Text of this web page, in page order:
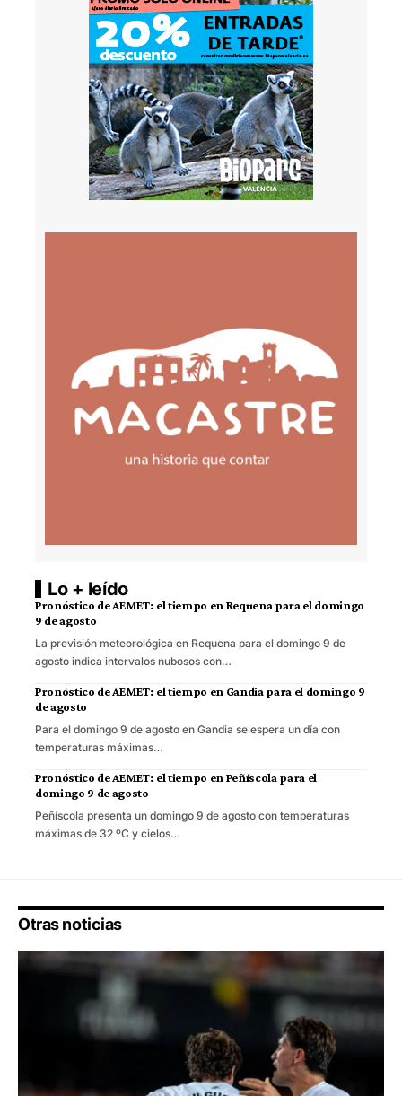
Lo + leído
Pronóstico de AEMET: el tiempo en Requena para el domingo
9 de agosto
La previsión meteorológica en Requena para el domingo 9 de
agosto indica intervalos nubosos con…
Pronóstico de AEMET: el tiempo en Gandia para el domingo 9
de agosto
Para el domingo 9 de agosto en Gandia se espera un día con
temperaturas máximas…
Pronóstico de AEMET: el tiempo en Peñíscola para el
domingo 9 de agosto
Peñíscola presenta un domingo 9 de agosto con temperaturas
máximas de 32 ºC y cielos…
Otras noticias